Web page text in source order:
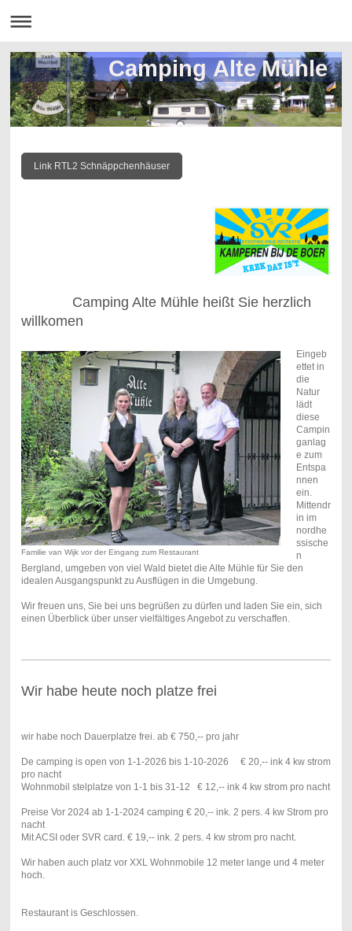
Camping Alte Mühle
Link RTL2 Schnäppchenhäuser
Camping Alte Mühle heißt Sie herzlich
willkomen
Familie van Wijk vor der Eingang zum Restaurant
Eingeb
ettet in
die
Natur
lädt
diese
Campin
ganlag
e zum
Entspa
nnen
ein.
Mittendr
in im
nordhe
ssische
n
Bergland, umgeben von viel Wald bietet die Alte Mühle für Sie den
idealen Ausgangspunkt zu Ausflügen in die Umgebung.
Wir freuen uns, Sie bei uns begrüßen zu dürfen und laden Sie ein, sich
einen Überblick über unser vielfältiges Angebot zu verschaffen.
Wir habe heute noch platze frei
wir habe noch Dauerplatze frei. ab € 750,-- pro jahr
De camping is open von 1-1-2026 bis 1-10-2026 € 20,-- ink 4 kw strom
pro nacht
Wohnmobil stelplatze von 1-1 bis 31-12 € 12,-- ink 4 kw strom pro nacht
Preise Vor 2024 ab 1-1-2024 camping € 20,-- ink. 2 pers. 4 kw Strom pro
nacht
Mit ACSI oder SVR card. € 19,-- ink. 2 pers. 4 kw strom pro nacht.
Wir haben auch platz vor XXL Wohnmobile 12 meter lange und 4 meter
hoch.
Restaurant is Geschlossen.